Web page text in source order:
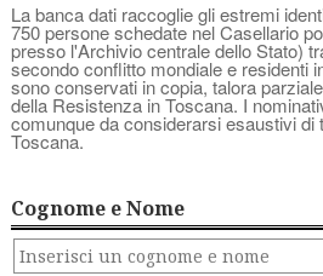
La banca dati raccoglie gli estremi
750 persone schedate nel Casellario
presso l'Archivio centrale dello Stato)
secondo conflitto mondiale e residenti
sono conservati in copia, talora
della Resistenza in Toscana. I
comunque da considerarsi esaustivi di
Toscana.
Cognome e Nome